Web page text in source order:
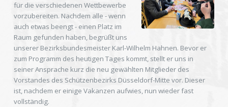
für die verschiedenen Wettbewerbe
vorzubereiten. Nachdem alle - wenn
auch etwas beengt - einen Platz im
Raum gefunden haben, begrüßt uns
unserer Bezirksbundesmeister Karl-Wilhelm Hahnen. Bevor er
zum Programm des heutigen Tages kommt, stellt er uns in
seiner Ansprache kurz die neu gewählten Mitglieder des
Vorstandes des Schützenbezirks Düsseldorf-Mitte vor. Dieser
ist, nachdem er einige Vakanzen aufwies, nun wieder fast
vollständig.